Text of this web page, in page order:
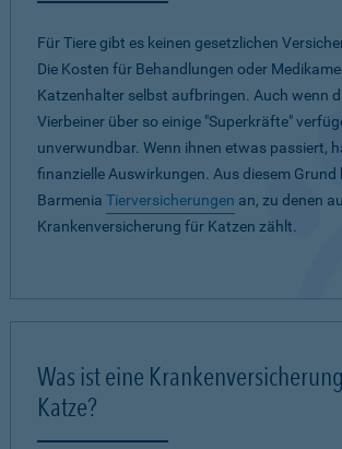
Für Tiere gibt es keinen gesetzlichen
Die Kosten für Behandlungen oder
Katzenhalter selbst aufbringen. Auch wenn
Vierbeiner über so einige "Superkräfte"
unverwundbar. Wenn ihnen etwas passiert,
finanzielle Auswirkungen. Aus diesem Grund
Barmenia Tierversicherungen an, zu denen
Krankenversicherung für Katzen zählt.
Was ist eine
Katze?